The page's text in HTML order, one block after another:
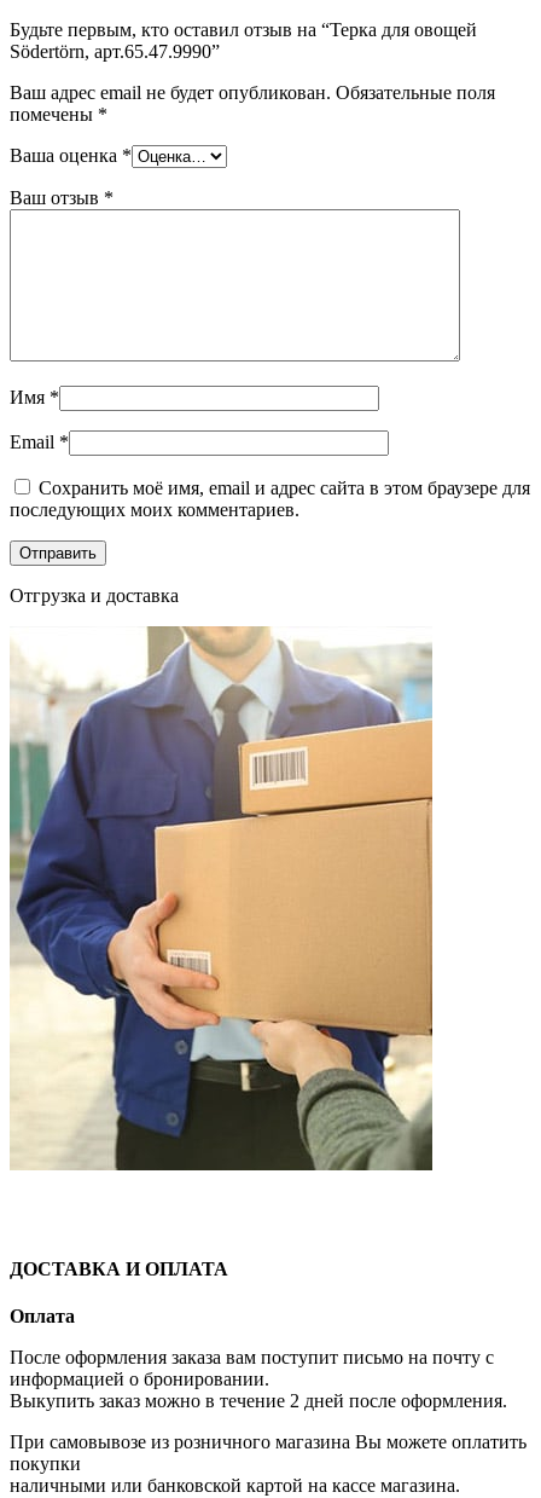
Будьте первым, кто оставил отзыв на “Терка для овощей
Södertörn, арт.65.47.9990”
Ваш адрес email не будет опубликован. Обязательные поля
помечены *
Ваша оценка *
Ваш отзыв *
Имя *
Email *
Сохранить моё имя, email и адрес сайта в этом браузере для
последующих моих комментариев.
Отгрузка и доставка
ДОСТАВКА И ОПЛАТА
Оплата
После оформления заказа вам поступит письмо на почту с
информацией о бронировании.
Выкупить заказ можно в течение 2 дней после оформления.
При самовывозе из розничного магазина Вы можете оплатить
покупки
наличными или банковской картой на кассе магазина.